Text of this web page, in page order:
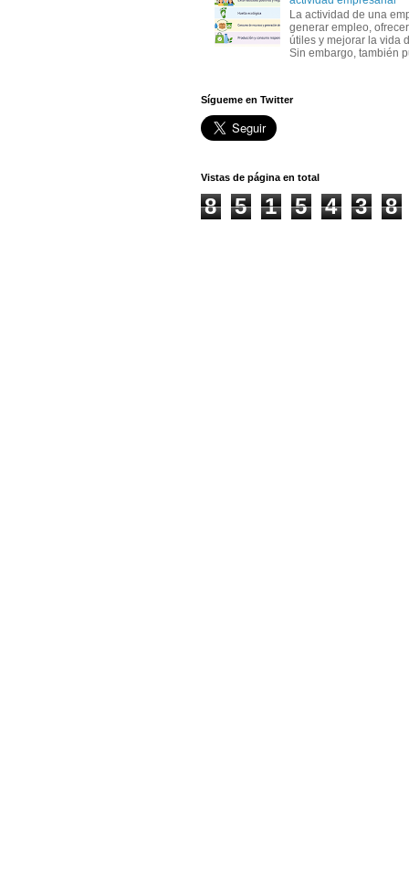
La actividad de una
generar empleo,
útiles y mejorar la vida
Sin embargo, también
Sígueme en Twitter
Vistas de página en total
8 5 1 5 4 3 8